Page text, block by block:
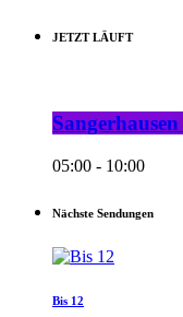
JETZT LÄUFT
05:00 - 10:00
Nächste Sendungen
Bis 12